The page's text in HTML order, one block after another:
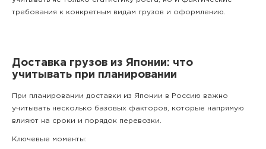
требования к конкретным видам грузов и оформлению.
Доставка грузов из Японии: что
учитывать при планировании
При планировании доставки из Японии в Россию важно
учитывать несколько базовых факторов, которые напрямую
влияют на сроки и порядок перевозки.
Ключевые моменты: